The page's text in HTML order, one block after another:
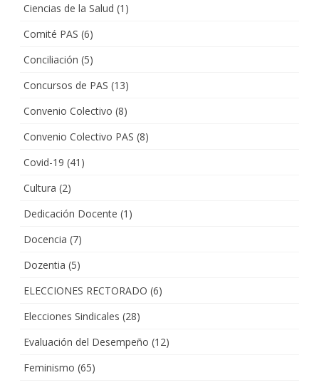
Ciencias de la Salud (1)
Comité PAS (6)
Conciliación (5)
Concursos de PAS (13)
Convenio Colectivo (8)
Convenio Colectivo PAS (8)
Covid-19 (41)
Cultura (2)
Dedicación Docente (1)
Docencia (7)
Dozentia (5)
ELECCIONES RECTORADO (6)
Elecciones Sindicales (28)
Evaluación del Desempeño (12)
Feminismo (65)